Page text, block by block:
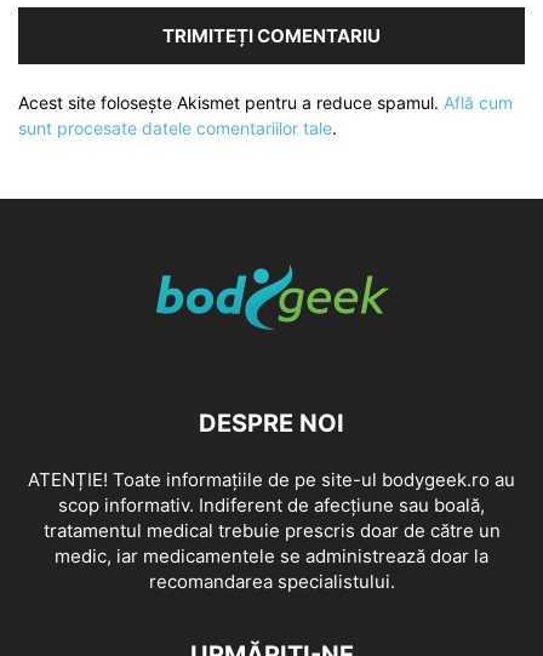
Acest site folosește Akismet pentru a reduce spamul. Află cum
sunt procesate datele comentariilor tale.
DESPRE NOI
ATENȚIE! Toate informațiile de pe site-ul bodygeek.ro au
scop informativ. Indiferent de afecțiune sau boală,
tratamentul medical trebuie prescris doar de către un
medic, iar medicamentele se administrează doar la
recomandarea specialistului.